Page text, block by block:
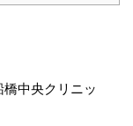
中央クリニッ